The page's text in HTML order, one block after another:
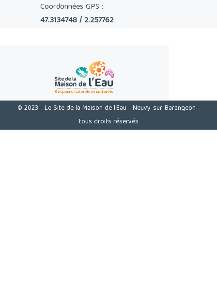
Coordonnées GPS :
47.3134748 / 2.257762
© 2023 - Le Site de la Maison de l'Eau - Neuvy-sur-Barangeon -
tous droits réservés